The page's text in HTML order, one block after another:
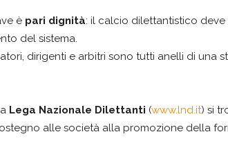
è pari dignità: il calcio dilettantistico
del sistema.
dirigenti e arbitri sono tutti anelli di una
Lega Nazionale Dilettanti (www.lnd.it) si
alle società alla promozione della